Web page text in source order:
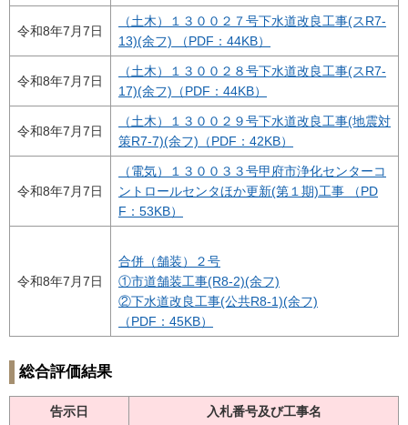
令和8年7月7日
（土木）１３００２７号下水道改良工事(スR7-
13)(余フ) （PDF：44KB）
令和8年7月7日
（土木）１３００２８号下水道改良工事(スR7-
17)(余フ)（PDF：44KB）
令和8年7月7日
（土木）１３００２９号下水道改良工事(地震対
策R7-7)(余フ)（PDF：42KB）
令和8年7月7日
（電気）１３００３３号甲府市浄化センターコ
ントロールセンタほか更新(第１期)工事 （PD
F：53KB）
令和8年7月7日
合併（舗装）２号
①市道舗装工事(R8-2)(余フ)
②下水道改良工事(公共R8-1)(余フ)
（PDF：45KB）
総合評価結果
告示日 入札番号及び工事名